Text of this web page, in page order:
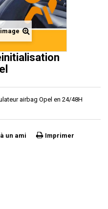
airbag Opel en 24/48H
un ami Imprimer